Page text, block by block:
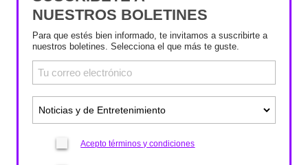
NUESTROS BOLETINES
Para que estés bien informado, te invitamos a suscribirte a
nuestros boletines. Selecciona el que más te guste.
Acepto términos y condiciones